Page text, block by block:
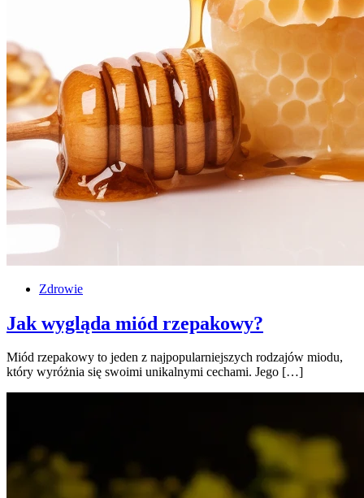
Zdrowie
Jak wygląda miód rzepakowy?
Miód rzepakowy to jeden z najpopularniejszych rodzajów miodu,
który wyróżnia się swoimi unikalnymi cechami. Jego […]